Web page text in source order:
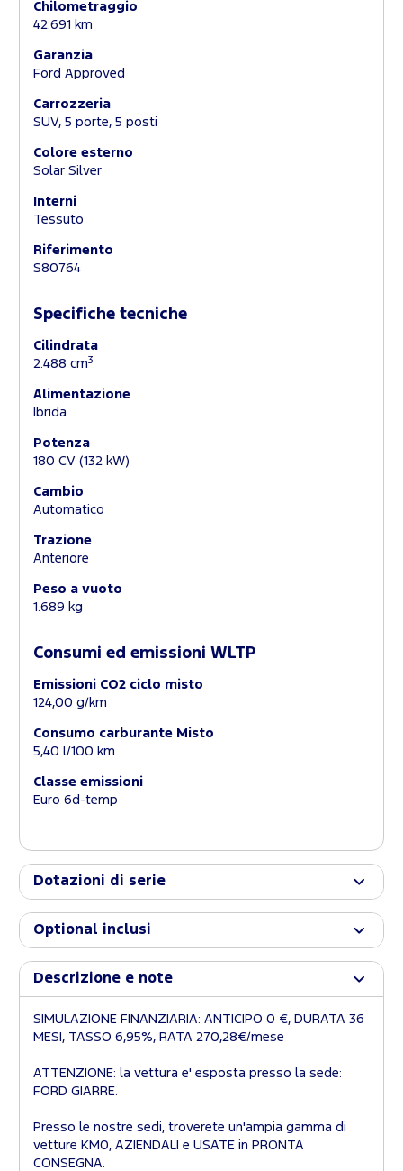
Chilometraggio
42.691 km
Garanzia
Ford Approved
Carrozzeria
SUV, 5 porte, 5 posti
Colore esterno
Solar Silver
Interni
Tessuto
Riferimento
S80764
Specifiche tecniche
Cilindrata
2.488 cm3
Alimentazione
Ibrida
Potenza
180 CV (132 kW)
Cambio
Automatico
Trazione
Anteriore
Peso a vuoto
1.689 kg
Consumi ed emissioni WLTP
Emissioni CO2 ciclo misto
124,00 g/km
Consumo carburante Misto
5,40 l/100 km
Classe emissioni
Euro 6d-temp
Dotazioni di serie
Optional inclusi
Descrizione e note
SIMULAZIONE FINANZIARIA: ANTICIPO 0 €, DURATA 36
MESI, TASSO 6,95%, RATA 270,28€/mese
ATTENZIONE: la vettura e' esposta presso la sede:
FORD GIARRE.
Presso le nostre sedi, troverete un'ampia gamma di
vetture KM0, AZIENDALI e USATE in PRONTA
CONSEGNA.